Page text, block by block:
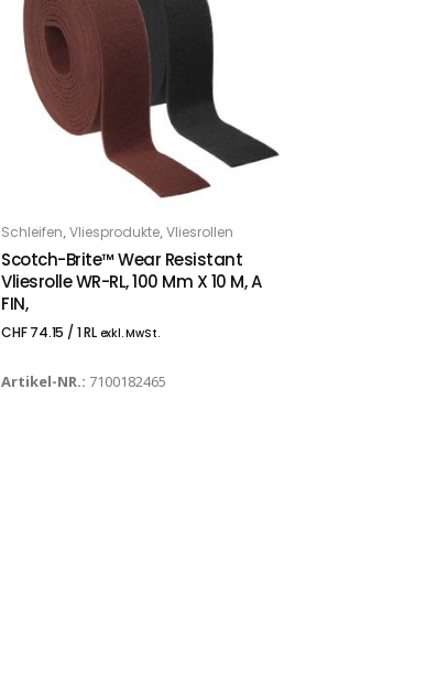
IN DEN WARENKORB
Schleifen,Vliesprodukte,Vliesrollen
Scotch-Brite™ Wear Resistant
Vliesrolle WR-RL, 100 Mm X 10 M, A
FIN,
CHF74.15 / 1 RL exkl. MwSt.
Artikel-NR.: 7100182465